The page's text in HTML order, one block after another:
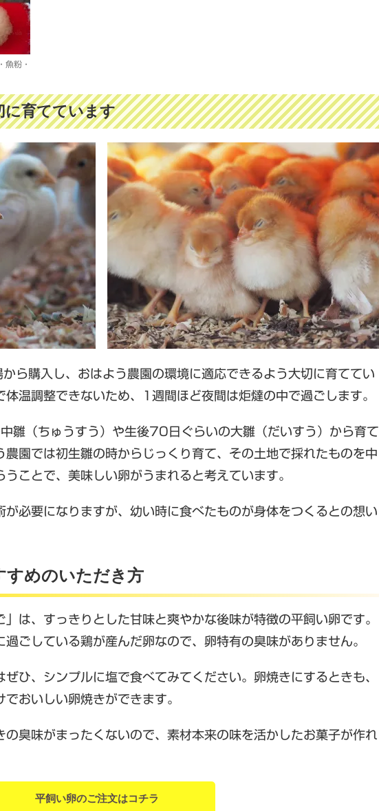
魚粉・
に育てています
ら購入し、おはよう農園の環境に適応できるよう大切に育ててい
温調整できないため、1週間ほど夜間は炬燵の中で過ごします。
雛（ちゅうすう）や生後70日ぐらいの大雛（だいすう）から育て
園では初生雛の時からじっくり育て、その土地で採れたものを中
ことで、美味しい卵がうまれると考えています。
必要になりますが、幼い時に食べたものが身体をつくるとの想い
すめのいただき方
は、すっきりとした甘味と爽やかな後味が特徴の平飼い卵です。
ごしている鶏が産んだ卵なので、卵特有の臭味がありません。
ひ、シンプルに塩で食べてみてください。卵焼きにするときも、
おいしい卵焼きができます。
臭味がまったくないので、素材本来の味を活かしたお菓子が作れ
平飼い卵のご注文はコチラ